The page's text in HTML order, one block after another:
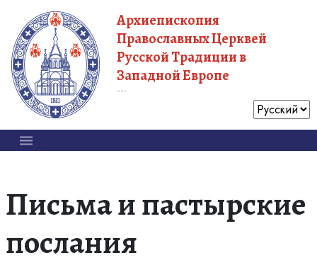
Архиепископия
Православных Церквей
Русской Традиции в
Западной Европе
Письма и пастырские
послания